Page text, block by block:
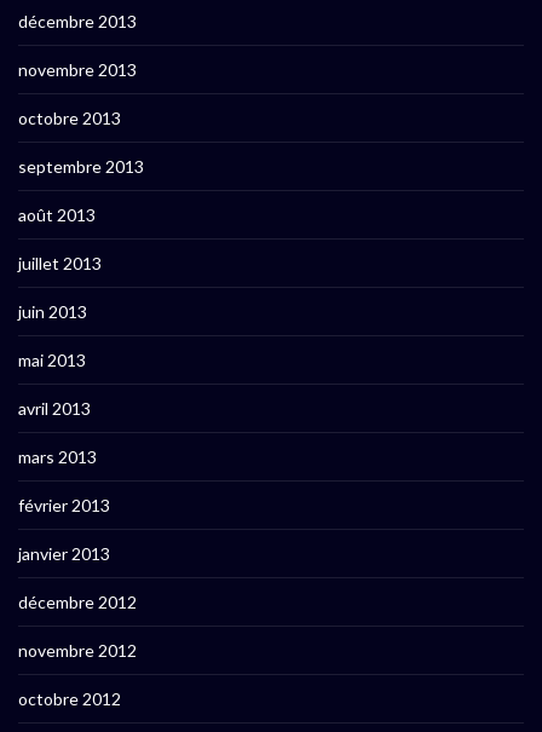
décembre 2013
novembre 2013
octobre 2013
septembre 2013
août 2013
juillet 2013
juin 2013
mai 2013
avril 2013
mars 2013
février 2013
janvier 2013
décembre 2012
novembre 2012
octobre 2012